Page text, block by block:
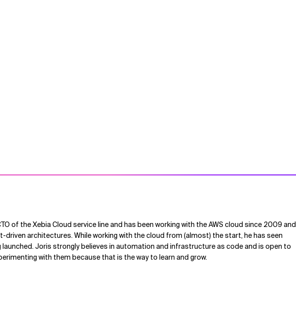
of the Xebia Cloud service line and has been working with the AWS cloud since 2009 and
driven architectures. While working with the cloud from (almost) the start, he has seen
Joris strongly believes in automation and infrastructure as code and is open to
with them because that is the way to learn and grow.